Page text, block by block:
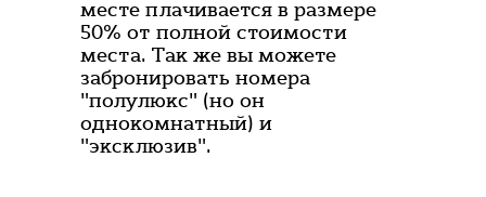
месте плачивается в размере
50% от полной стоимости
места. Так же вы можете
забронировать номера
"полулюкс" (но он
однокомнатный) и
"эксклюзив".